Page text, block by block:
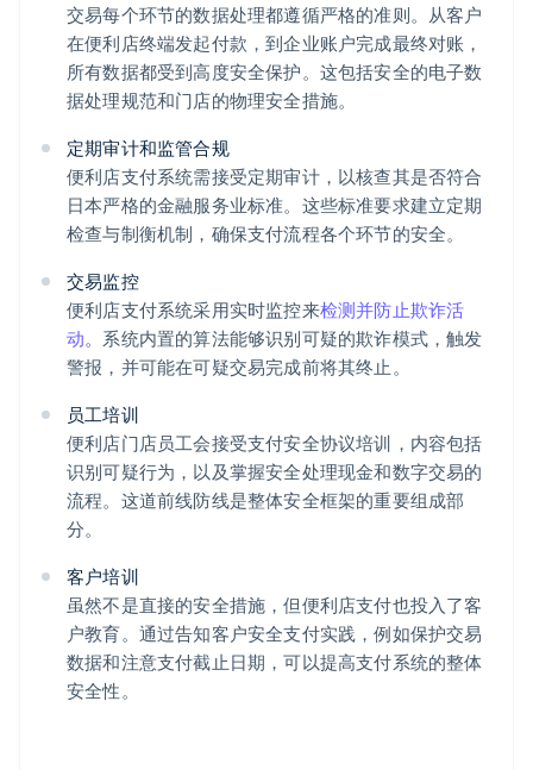
交易每个环节的数据处理都遵循严格的准则。从客户
在便利店终端发起付款，到企业账户完成最终对账，
所有数据都受到高度安全保护。这包括安全的电子数
据处理规范和门店的物理安全措施。
定期审计和监管合规
便利店支付系统需接受定期审计，以核查其是否符合
日本严格的金融服务业标准。这些标准要求建立定期
检查与制衡机制，确保支付流程各个环节的安全。
交易监控
便利店支付系统采用实时监控来检测并防止欺诈活
动。系统内置的算法能够识别可疑的欺诈模式，触发
警报，并可能在可疑交易完成前将其终止。
员工培训
便利店门店员工会接受支付安全协议培训，内容包括
识别可疑行为，以及掌握安全处理现金和数字交易的
流程。这道前线防线是整体安全框架的重要组成部
分。
客户培训
虽然不是直接的安全措施，但便利店支付也投入了客
户教育。通过告知客户安全支付实践，例如保护交易
数据和注意支付截止日期，可以提高支付系统的整体
安全性。